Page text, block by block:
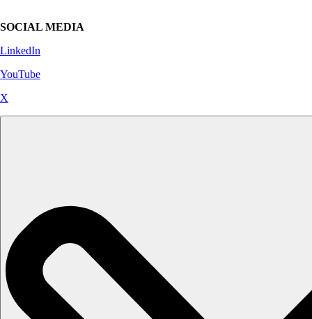
SOCIAL MEDIA
LinkedIn
YouTube
X